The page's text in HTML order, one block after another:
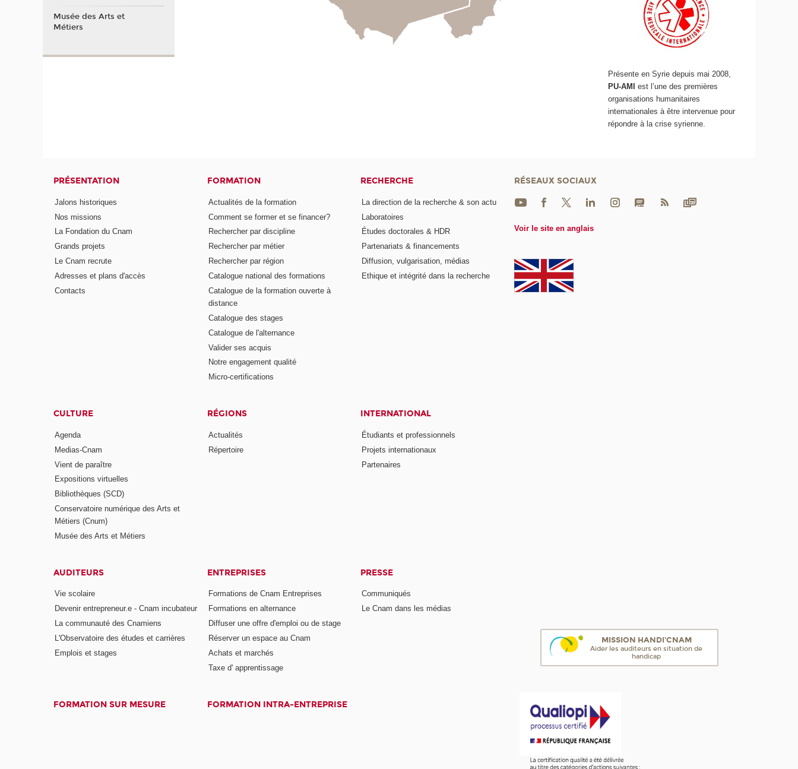
Présente en Syrie depuis mai 2008,
PU-AMI est l’une des premières
organisations humanitaires
internationales à être intervenue pour
répondre à la crise syrienne.
Musée des Arts et
Métiers
PRÉSENTATION
Jalons historiques
Nos missions
La Fondation du Cnam
Grands projets
Le Cnam recrute
Adresses et plans d'accès
Contacts
FORMATION
Actualités de la formation
Comment se former et se financer?
Rechercher par discipline
Rechercher par métier
Rechercher par région
Catalogue national des formations
Catalogue de la formation ouverte à
distance
Catalogue des stages
Catalogue de l'alternance
Valider ses acquis
Notre engagement qualité
Micro-certifications
RECHERCHE
La direction de la recherche & son actu
Laboratoires
Études doctorales & HDR
Partenariats & financements
Diffusion, vulgarisation, médias
Ethique et intégrité dans la recherche
CULTURE
Agenda
Medias-Cnam
Vient de paraître
Expositions virtuelles
Bibliothèques (SCD)
Conservatoire numérique des Arts et
Métiers (Cnum)
Musée des Arts et Métiers
RÉGIONS
Actualités
Répertoire
INTERNATIONAL
Étudiants et professionnels
Projets internationaux
Partenaires
AUDITEURS
Vie scolaire
Devenir entrepreneur.e - Cnam incubateur
La communauté des Cnamiens
L'Observatoire des études et carrières
Emplois et stages
ENTREPRISES
Formations de Cnam Entreprises
Formations en alternance
Diffuser une offre d'emploi ou de stage
Réserver un espace au Cnam
Achats et marchés
Taxe d' apprentissage
PRESSE
Communiqués
Le Cnam dans les médias
FORMATION SUR MESURE FORMATION INTRA-ENTREPRISE
RÉSEAUX SOCIAUX
Voir le site en anglais
MISSION HANDI'CNAM
Aider les auditeurs en situation de
handicap